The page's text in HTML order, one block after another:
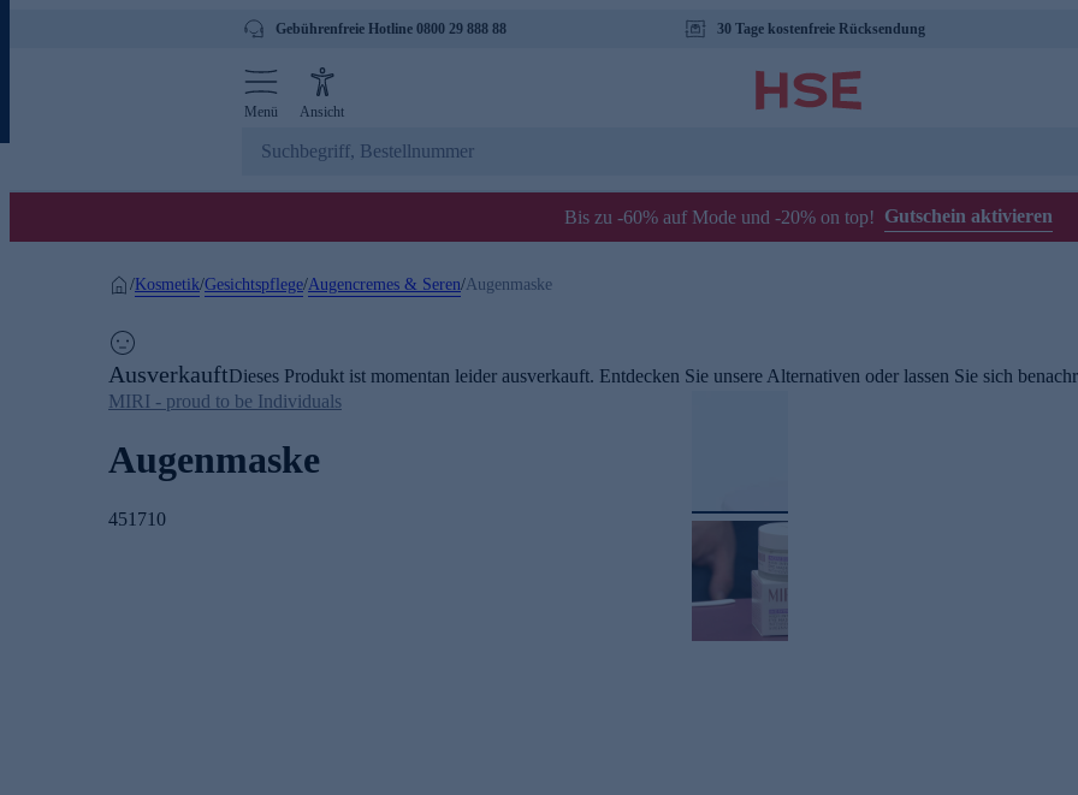
Gebührenfreie Hotline 0800 29 888 88 30 Tage kostenfreie Rücksendung
Menü Ansicht
Bis zu -60% auf Mode und -20% on top! Gutschein aktivieren
/Kosmetik/Gesichtspflege/Augencremes & Seren/Augenmaske
AusverkauftDieses Produkt ist momentan leider ausverkauft. Entdecken Sie unsere Alternativen oder lassen Sie sich
MIRI - proud to be Individuals
Augenmaske
451710